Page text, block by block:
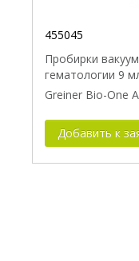
455045
Пробирки
гематологии 9
Greiner Bio-One
Добавить к